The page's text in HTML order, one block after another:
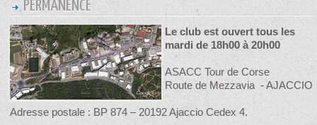
PERMANENCE
Le club est ouvert tous les
mardi de 18h00 à 20h00
ASACC Tour de Corse
Route de Mezzavia - AJACCIO
Adresse postale : BP 874 – 20192 Ajaccio Cedex 4.